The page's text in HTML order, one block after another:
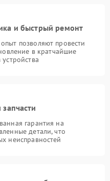
и быстрый ремонт
позволяют провести
в кратчайшие
гарантия на
детали, что
неисправностей